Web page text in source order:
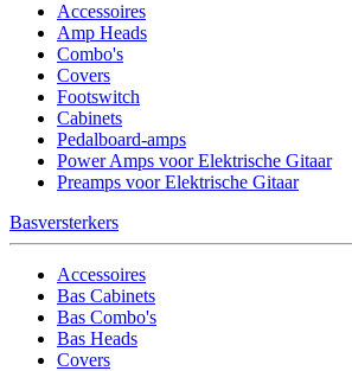
Accessoires
Amp Heads
Combo's
Covers
Footswitch
Cabinets
Pedalboard-amps
Power Amps voor Elektrische Gitaar
Preamps voor Elektrische Gitaar
Basversterkers
Accessoires
Bas Cabinets
Bas Combo's
Bas Heads
Covers